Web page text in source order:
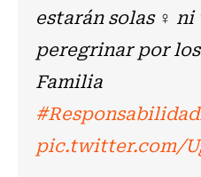
estarán solas ♀️
peregrinar por
Familia
pic.twitter.com/